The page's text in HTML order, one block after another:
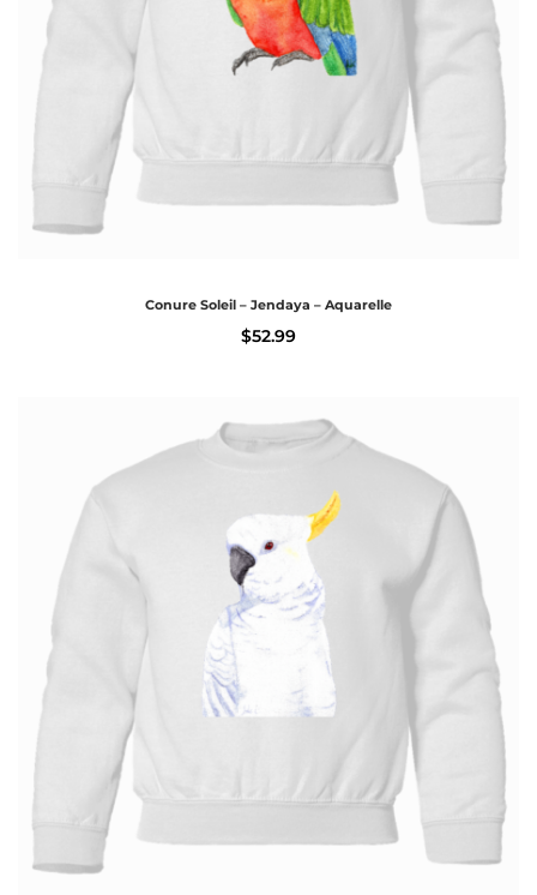
Conure Soleil – Jendaya – Aquarelle
$52.99